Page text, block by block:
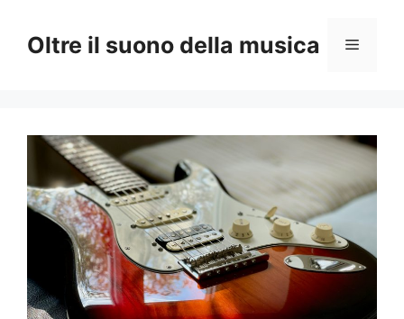
contenuto
Oltre il suono della musica Menu